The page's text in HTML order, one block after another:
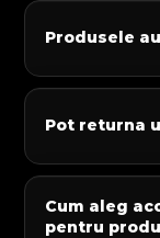
Produsele
Pot returna
Cum aleg
pentru